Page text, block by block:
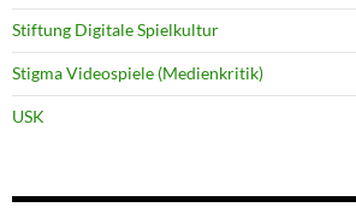
Stiftung Digitale Spielkultur
Stigma Videospiele (Medienkritik)
USK